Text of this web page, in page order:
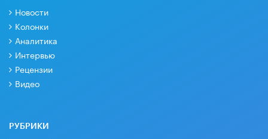
Новости
Колонки
Аналитика
Интервью
Рецензии
Видео
РУБРИКИ